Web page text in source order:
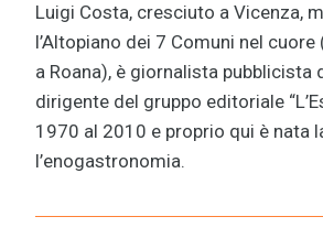
Luigi Costa, cresciuto a Vicenza,
l’Altopiano dei 7 Comuni nel
a Roana), è giornalista pubblicista
dirigente del gruppo editoriale
1970 al 2010 e proprio qui è nata
l’enogastronomia.